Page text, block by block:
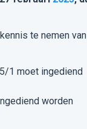
te nemen
1 moet ingediend
worden